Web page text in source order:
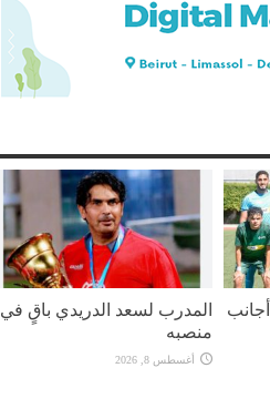
المدرب لسعد الدريدي باقٍ في
منصبه
أغسطس 8, 2026